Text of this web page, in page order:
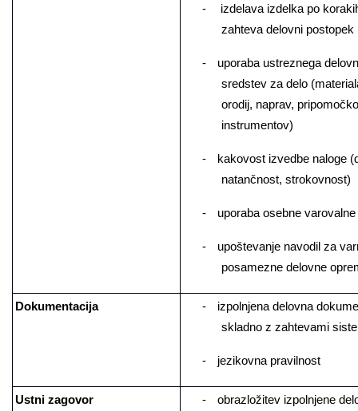
-
izdelava izdelka po
zahteva delovni postopek
-
­uporaba ustreznega
sredstev za delo
orodij, naprav,
instrumentov)
-
­kakovost izvedbe naloge
natančnost, strokovnost)
- ­uporaba osebne
-
­upoštevanje navodil za
posamezne delovne
Dokumentacija -
­izpolnjena delovna
skladno z zahtevami
- ­jezikovna pravilnost
Ustni zagovor -
­obrazložitev izpolnjene